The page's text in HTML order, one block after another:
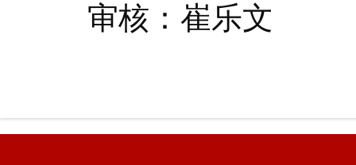
审核：崔乐文